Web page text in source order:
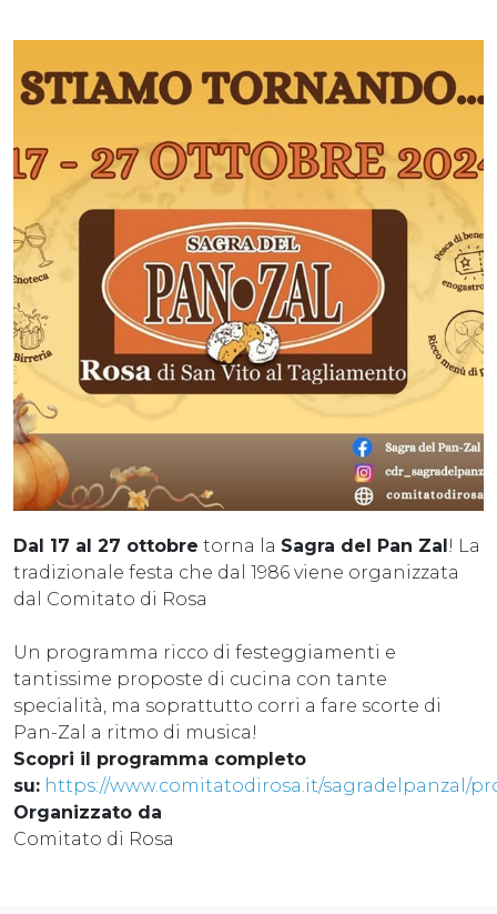
Dal 17 al 27 ottobre torna la Sagra del Pan Zal! La
tradizionale festa che dal 1986 viene organizzata
dal Comitato di Rosa
Un programma ricco di festeggiamenti e
tantissime proposte di cucina con tante
specialità, ma soprattutto corri a fare scorte di
Pan-Zal a ritmo di musica!
Scopri il programma completo
su: https://www.comitatodirosa.it/sagradelpanzal/
Organizzato da
Comitato di Rosa